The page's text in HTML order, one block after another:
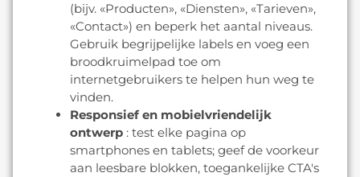
(bijv. «Producten», «Diensten», «Tarieven»,
«Contact») en beperk het aantal niveaus.
Gebruik begrijpelijke labels en voeg een
broodkruimelpad toe om
internetgebruikers te helpen hun weg te
vinden.
Responsief en mobielvriendelijk
ontwerp : test elke pagina op
smartphones en tablets; geef de voorkeur
aan leesbare blokken, toegankelijke CTA's